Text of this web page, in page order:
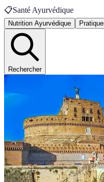
📋Santé Ayurvédique
Nutrition Ayurvédique
Rechercher